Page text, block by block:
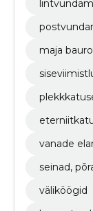
maja
vanade
seinad,
väliköögid